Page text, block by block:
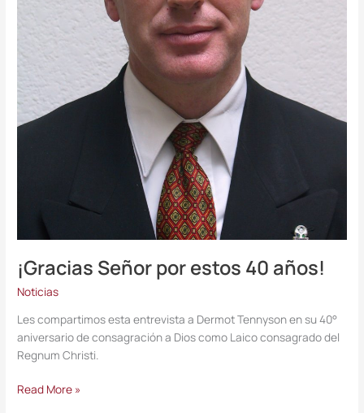
¡Gracias Señor por estos 40 años!
Noticias
Les compartimos esta entrevista a Dermot Tennyson en su 40°
aniversario de consagración a Dios como Laico consagrado del
Regnum Christi.
Read More »